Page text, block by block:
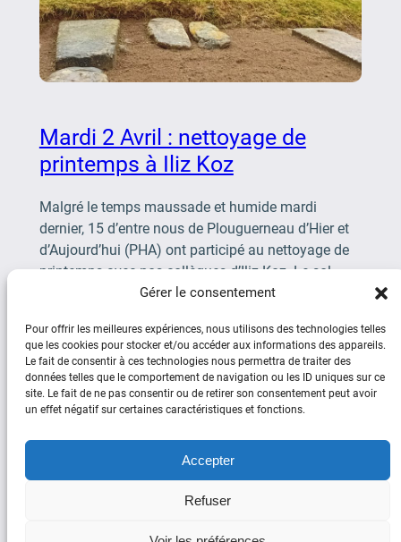
Gérer le consentement
Pour offrir les meilleures expériences, nous utilisons des technologies telles
que les cookies pour stocker et/ou accéder aux informations des appareils.
Le fait de consentir à ces technologies nous permettra de traiter des
données telles que le comportement de navigation ou les ID uniques sur ce
site. Le fait de ne pas consentir ou de retirer son consentement peut avoir
un effet négatif sur certaines caractéristiques et fonctions.
Accepter
Refuser
Mardi 2 Avril : nettoyage de
printemps à Iliz Koz
Malgré le temps maussade et humide mardi
dernier, 15 d’entre nous de Plouguerneau d’Hier et
d’Aujourd’hui (PHA) ont participé au nettoyage de
printemps avec nos collègues d’Iliz-Koz. Le sol,
normalement […]
Facebook YouTube